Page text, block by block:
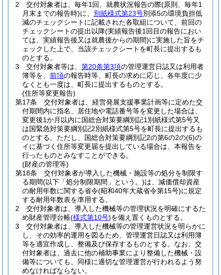
2
交付対象者は、毎年1回、就農状況報告の際(原則、毎年1
月末までの報告時)に、 別紙様式第23号別添5の環境負担低
減のチェックシートに記載された各取組について、前回の
チェックシートの提出以降(実績報告後1回目の報告におい
ては、実績報告後又は就農後からの期間)に実施した旨をチ
ェックした上で、当該チェックシートを町長に提出するも
のとする。
3
交付対象者等は、 第20条第3項の管理運営日誌又は利用者
簿等を、 前項の報告時等、町長の求めに応じ、各年度に少
なくとも一度は、町長に提出するものとする。
(住所等変更報告)
第17条
交付対象者は、経営発展支援事業計画等に定めた交
付期間内に指名、居住地や電話番号等を変更した場合は、
変更後1か月以内に国総合対策要綱別記1別紙様式第5号又
は国緊急対策要綱別記2別紙様式第5号を町長に提出するも
のとする。 ただし、国総合対策要綱別記2の第6の2の(6)の
イに基づく住所等変更届を提出している場合は、本報告を
行ったものとみなすことができる。
(財産の管理等)
第18条
交付対象者が導入した機械・施設等の処分を制限す
る期間(以下「処分制限期間」という。)は、減価償却資産
の耐用年数に関する省令(昭和40年大蔵省令第15号)に規定
する耐用年数表を準用する。
2
交付対象者は、導入した機械等の管理状況を明確にするた
め財産管理台帳(様式第10号)を備え置くものとする。
3
交付対象者は、導入した機械等の管理運営状況を明らかに
し、その効率的運用を図るため、管理運営日誌又は利用簿
等を適宜作成し、整備及び保存するものとする。 なお、交
付対象者は、過去に他の補助事業により整備した機械・設
備等についても、同様に適切な管理運営が行われるよう努
めなければならない。